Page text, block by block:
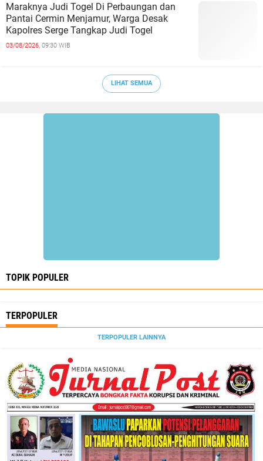
Maraknya Judi Togel Di Perbaungan dan
Pantai Cermin Menjamur, Warga Desak
Kapolres Serge Tangkap Judi Togel
03/08/2026, 09:30 WIB
LIHAT SEMUA
TOPIK POPULER
TERPOPULER
TERPOPULER LAINNYA